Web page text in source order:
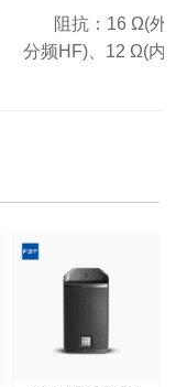
阻抗：16 Ω(外
分频HF)、12 Ω(